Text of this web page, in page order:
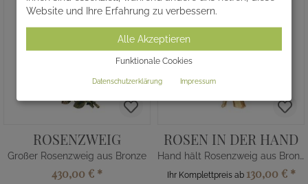
ROSENZWEIG
Großer Rosenzweig aus Bronze
430,00 € *
ROSEN IN DER HAND
Hand hält Rosenzweig aus Bronze
Ihr Komplettpreis ab 130,00 € *
Website und Ihre Erfahrung zu verbessern.
Alle Akzeptieren
Funktionale Cookies
Datenschutzerklärung Impressum